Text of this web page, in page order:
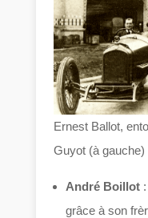
Ernest Ballot,
Guyot (à
André Boillot
grâce à son